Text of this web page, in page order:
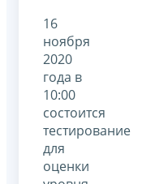
16
ноября
2020
года в
10:00
состоится
тестирование
для
оценки